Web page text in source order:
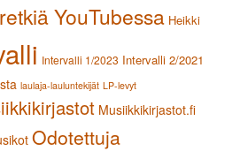
YouTubessa Heikki
Intervalli 1/2023 Intervalli 2/2021
laulaja-lauluntekijät LP-levyt
Musiikkikirjastot.fi
Odotettuja